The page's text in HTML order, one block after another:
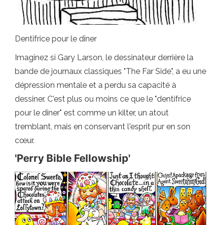
Dentifrice pour le dîner
Imaginez si Gary Larson, le dessinateur derrière la
bande de journaux classiques "The Far Side", a eu une
dépression mentale et a perdu sa capacité à
dessiner. C'est plus ou moins ce que le "dentifrice
pour le dîner" est comme un kilter, un atout
tremblant, mais en conservant l'esprit pur en son
cœur.
'Perry Bible Fellowship'